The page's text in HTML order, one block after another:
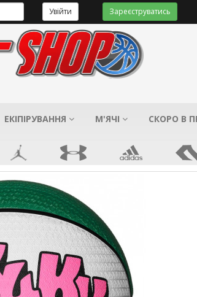
Увійти Зареєструватись
ЕКІПІРУВАННЯ М'ЯЧІ СКОРО В